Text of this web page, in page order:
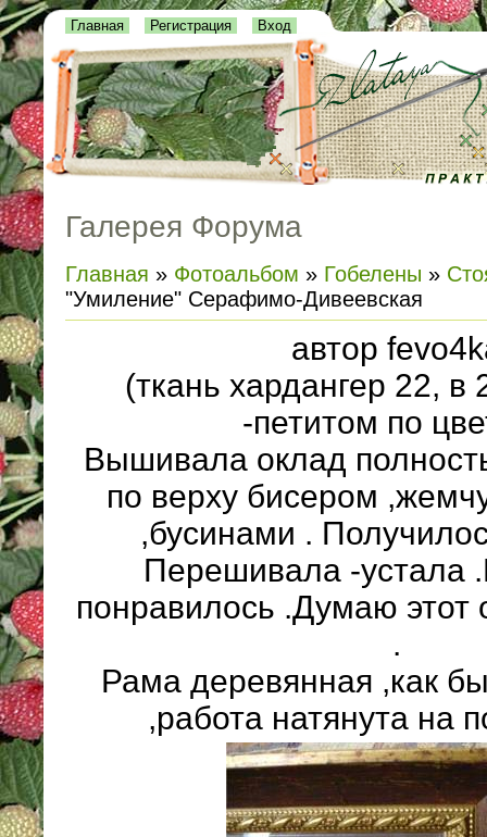
Главная Регистрация Вход
Галерея Форума
Главная » Фотоальбом » Гобелены »
"Умиление" Серафимо-Дивеевская
автор
(ткань хардангер 22,
-петитом по
Вышивала оклад
по верху бисером
,бусинами .
Перешивала -устала
понравилось .Думаю этот
.
Рама деревянная ,как
,работа натянута на